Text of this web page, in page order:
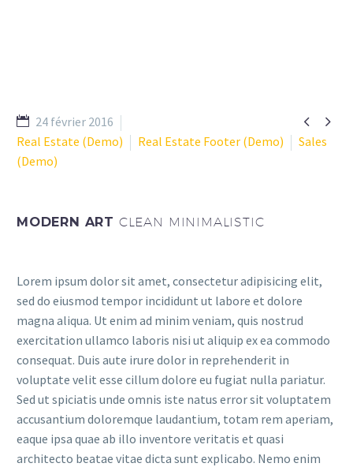
 
24 février 2016
Real Estate (Demo)
Real Estate Footer (Demo)
Sales
(Demo)
MODERN ART CLEAN MINIMALISTIC
Lorem ipsum dolor sit amet, consectetur adipisicing elit,
sed do eiusmod tempor incididunt ut labore et dolore
magna aliqua. Ut enim ad minim veniam, quis nostrud
exercitation ullamco laboris nisi ut aliquip ex ea commodo
consequat. Duis aute irure dolor in reprehenderit in
voluptate velit esse cillum dolore eu fugiat nulla pariatur.
Sed ut spiciatis unde omnis iste natus error sit voluptatem
accusantium doloremque laudantium, totam rem aperiam,
eaque ipsa quae ab illo inventore veritatis et quasi
architecto beatae vitae dicta sunt explicabo. Nemo enim